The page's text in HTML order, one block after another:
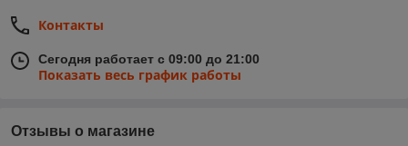
Контакты
Сегодня работает с 09:00 до 21:00
Показать весь график работы
Отзывы о магазине